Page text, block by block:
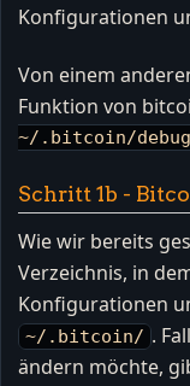
Konfigurationen
Von einem
Funktion von
~/.bitcoin/
Schritt 1b -
Wie wir bereits
Verzeichnis, in
Konfigurationen
~/.bitcoin/ .
ändern möchte,